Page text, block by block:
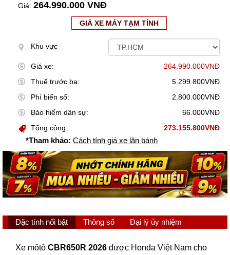
Giá: 264.990.000 VNĐ
GIÁ XE MÁY TẠM TÍNH
Khu vực
Giá xe:
264.990.000VNĐ
Thuế trước bạ:
5.299.800VNĐ
Phí biển số:
2.800.000VNĐ
Bảo hiểm dân sự:
66.000VNĐ
Tổng cộng:
273.155.800VNĐ
*Tham khảo: Cách tính giá xe lăn bánh
Đặc tính nổi bật Thông số Đại lý ủy nhiệm
Xe môtô CBR650R 2026 được Honda Việt Nam cho